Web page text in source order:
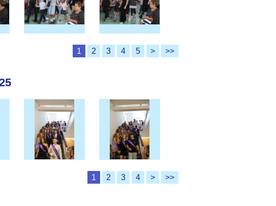
1 2 3 4 5 > >>
1 2 3 4 > >>